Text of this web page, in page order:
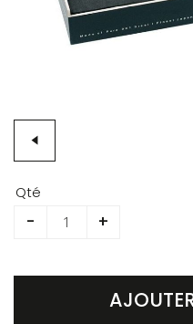
to
beginning
the
Qté
- +